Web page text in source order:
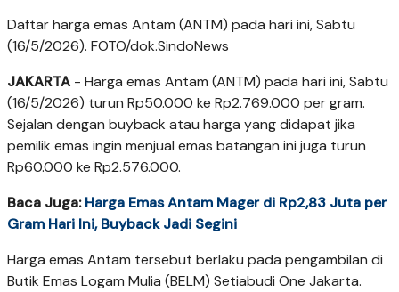
Daftar harga emas Antam (ANTM) pada hari ini, Sabtu
(16/5/2026). FOTO/dok.SindoNews
JAKARTA - Harga emas Antam (ANTM) pada hari ini, Sabtu
(16/5/2026) turun Rp50.000 ke Rp2.769.000 per gram.
Sejalan dengan buyback atau harga yang didapat jika
pemilik emas ingin menjual emas batangan ini juga turun
Rp60.000 ke Rp2.576.000.
Baca Juga:Harga Emas Antam Mager di Rp2,83 Juta per
Gram Hari Ini, Buyback Jadi Segini
Harga emas Antam tersebut berlaku pada pengambilan di
Butik Emas Logam Mulia (BELM) Setiabudi One Jakarta.